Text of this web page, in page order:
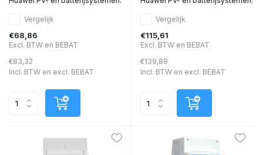
Vergelijk
€68,86
Excl. BTW en BEBAT
€83,32
Incl. BTW en excl. BEBAT
Vergelijk
€115,61
Excl. BTW en BEBAT
€139,89
Incl. BTW en excl. BEBAT